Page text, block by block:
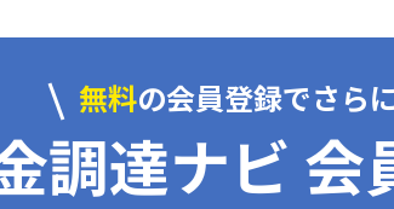
無料の会員登録でさら
調達ナビ 会